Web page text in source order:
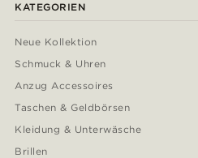
KATEGORIEN
Neue Kollektion
Schmuck & Uhren
Anzug Accessoires
Taschen & Geldbörsen
Kleidung & Unterwäsche
Brillen